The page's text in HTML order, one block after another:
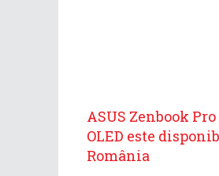
ASUS Zenbook Pro
OLED este
România